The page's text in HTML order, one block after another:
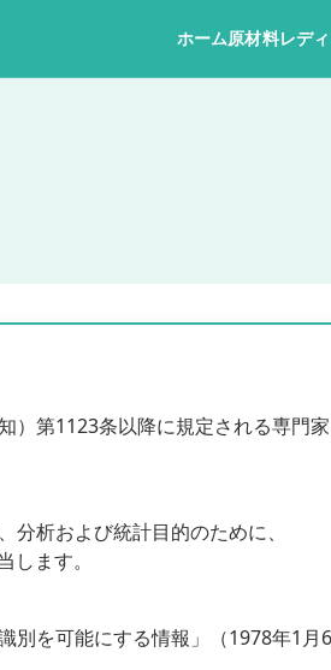
ホーム原材料レデ
）第1123条以降に規定される専門
析および統計目的のために、
ます。
別を可能にする情報」（1978年1月